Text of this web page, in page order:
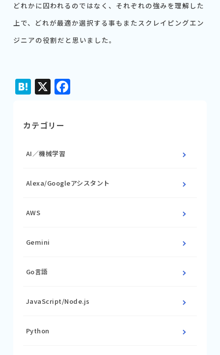
どれかに囚われるのではなく、それぞれの強みを理解した
上で、どれが最適か選択する事もまたスクレイピングエン
ジニアの役割だと思いました。
Hatena
X Facebook
カテゴリー
AI／機械学習
Alexa/Googleアシスタント
AWS
Gemini
Go言語
JavaScript/Node.js
Python